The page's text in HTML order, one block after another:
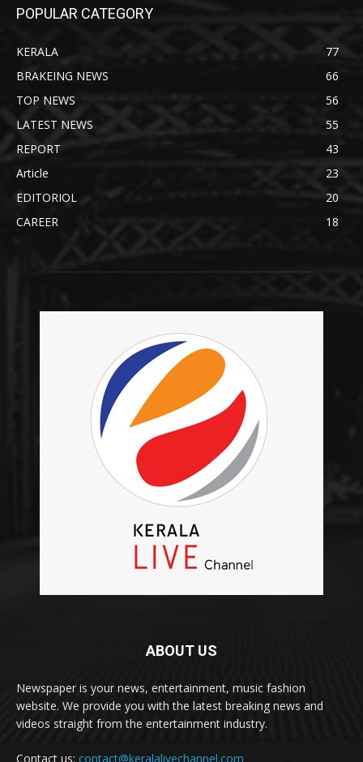
POPULAR CATEGORY
KERALA
77
BRAKEING NEWS
66
TOP NEWS
56
LATEST NEWS
55
REPORT
43
Article
23
EDITORIOL
20
CAREER
18
ABOUT US
Newspaper is your news, entertainment, music fashion
website. We provide you with the latest breaking news and
videos straight from the entertainment industry.
Contact us: contact@keralalivechannel.com